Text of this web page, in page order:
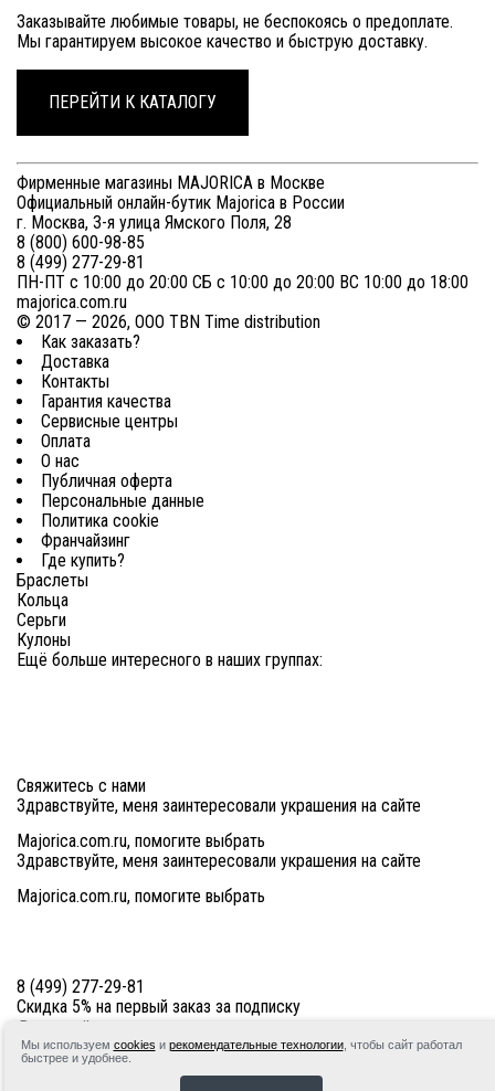
Заказывайте любимые товары, не беспокоясь о предоплате.
Мы гарантируем высокое качество и быструю доставку.
ПЕРЕЙТИ К КАТАЛОГУ
Фирменные магазины MAJORICA в Москве
Официальный онлайн-бутик Majorica в России
г. Москва, 3-я улица Ямского Поля, 28
8 (800) 600-98-85
8 (499) 277-29-81
ПН-ПТ с 10:00 до 20:00 СБ с 10:00 до 20:00 ВС 10:00 до 18:00
majorica.com.ru
© 2017 — 2026, ООО TBN Time distribution
Как заказать?
Доставка
Контакты
Гарантия качества
Сервисные центры
Оплата
О нас
Публичная оферта
Персональные данные
Политика cookie
Франчайзинг
Где купить?
Браслеты
Кольца
Серьги
Кулоны
Ещё больше интересного в наших группах:
Свяжитесь с нами
Здравствуйте, меня заинтересовали украшения на сайте
Majorica.com.ru, помогите выбрать
Здравствуйте, меня заинтересовали украшения на сайте
Majorica.com.ru, помогите выбрать
8 (499) 277-29-81
Скидка 5% на первый заказ за подписку
Подписаться
Мы принимаем:
Мы используем cookies и рекомендательные технологии, чтобы сайт работал
быстрее и удобнее.